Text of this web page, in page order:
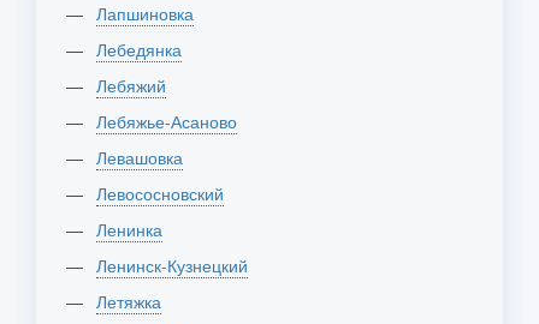
Лапшиновка
Лебедянка
Лебяжий
Лебяжье-Асаново
Левашовка
Левососновский
Ленинка
Ленинск-Кузнецкий
Летяжка